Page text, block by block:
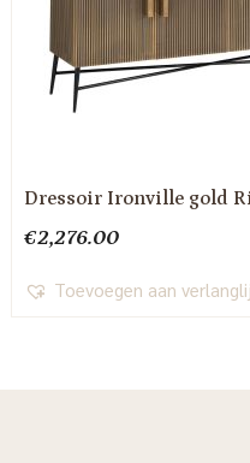
Dressoir Ironville gold
€2,276.00
Toevoegen aan